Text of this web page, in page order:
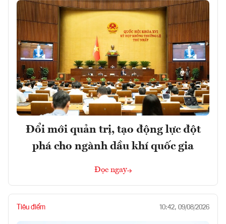
Đổi mới quản trị, tạo động lực đột
phá cho ngành dầu khí quốc gia
Đọc ngay
Tiêu điểm 10:42, 09/08/2026